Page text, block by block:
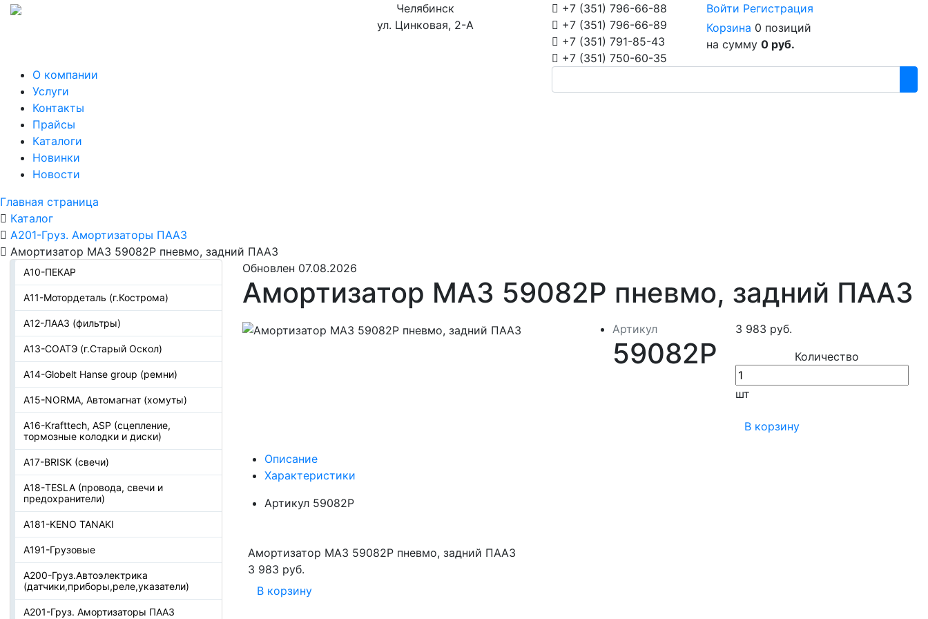
Челябинск
ул. Цинковая, 2-А
+7 (351) 796-66-88
+7 (351) 796-66-89
+7 (351) 791-85-43
+7 (351) 750-60-35
Войти Регистрация
Корзина 0 позиций
на сумму 0 руб.
О компании
Услуги
Контакты
Прайсы
Каталоги
Новинки
Новости
Главная страница
Каталог
А201-Груз. Амортизаторы ПААЗ
Амортизатор МАЗ 59082Р пневмо, задний ПААЗ
А10-ПЕКАР
А11-Мотордеталь (г.Кострома)
А12-ЛААЗ (фильтры)
А13-СОАТЭ (г.Старый Оскол)
А14-Globelt Hanse group (ремни)
А15-NORMA, Автомагнат (хомуты)
А16-Krafttech, ASP (сцепление,
тормозные колодки и диски)
А17-BRISK (свечи)
А18-TESLA (провода, свечи и
предохранители)
А181-KENO TANAKI
А191-Грузовые
А200-Груз.Автоэлектрика
(датчики,приборы,реле,указатели)
А201-Груз. Амортизаторы ПААЗ
Обновлен 07.08.2026
Амортизатор МАЗ 59082Р пневмо, задний ПААЗ
Артикул
59082Р
3 983 руб.
Количество
шт
В корзину
Описание
Характеристики
Артикул 59082Р
Амортизатор МАЗ 59082Р пневмо, задний ПААЗ
3 983 руб.
В корзину